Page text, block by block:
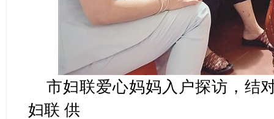
市妇联爱心妈妈入户探访，结
妇联 供